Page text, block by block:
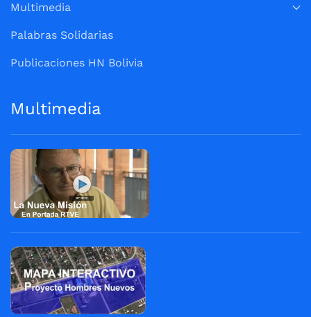
Multimedia
Palabras Solidarias
Publicaciones HN Bolivia
Multimedia